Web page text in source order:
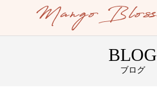
BLOG
ブログ